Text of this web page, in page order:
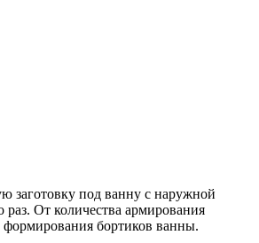
заготовку под ванну с наружной
От количества армирования
формирования бортиков ванны.